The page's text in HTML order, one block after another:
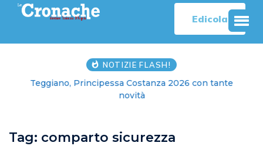
Edicola
NOTIZIE FLASH!
Teggiano, Principessa Costanza 2026 con tante
novità
Tag: comparto sicurezza